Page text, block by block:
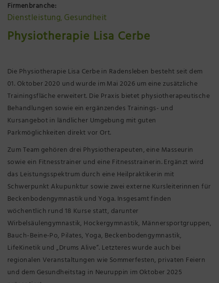
Präsenzstelle Prignitz Standort Neuruppin
Museum Neuruppin
Wegemuseum Wusterhausen/Dosse
Firmenbranche:
Dienstleistung, Gesundheit
Physiotherapie Lisa Cerbe
Die Physiotherapie Lisa Cerbe in Radensleben besteht seit dem
01. Oktober 2020 und wurde im Mai 2026 um eine zusätzliche
Trainingsfläche erweitert. Die Praxis bietet physiotherapeutische
Behandlungen sowie ein ergänzendes Trainings- und
Kursangebot in ländlicher Umgebung mit guten
Parkmöglichkeiten direkt vor Ort.
Zum Team gehören drei Physiotherapeuten, eine Masseurin
sowie ein Fitnesstrainer und eine Fitnesstrainerin. Ergänzt wird
das Leistungsspektrum durch eine Heilpraktikerin mit
Schwerpunkt Akupunktur sowie zwei externe Kursleiterinnen für
Beckenbodengymnastik und Yoga. Insgesamt finden
wöchentlich rund 18 Kurse statt, darunter
Wirbelsäulengymnastik, Hockergymnastik, Männersportgruppen,
Bauch-Beine-Po, Pilates, Yoga, Beckenbodengymnastik,
LifeKinetik und „Drums Alive“. Letzteres wurde auch bei
regionalen Veranstaltungen wie Sommerfesten, privaten Feiern
und dem Gesundheitstag in Neuruppin im Oktober 2025